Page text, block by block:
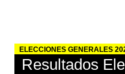
ELECCIONES GENERALES
Resultados